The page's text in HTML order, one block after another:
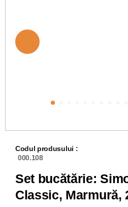
Codul produsului :
000.108
Set bucătărie:
Classic, Marmură,